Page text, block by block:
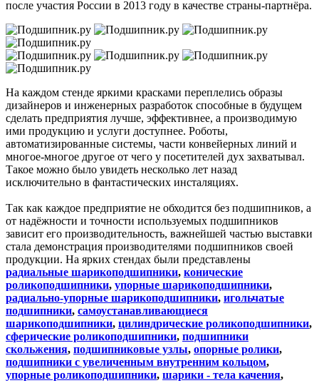
после участия России в 2013 году в качестве страны-партнёра.
На каждом стенде яркими красками переплелись образы
дизайнеров и инженерных разработок способные в будущем
сделать предприятия лучше, эффективнее, а производимую
ими продукцию и услуги доступнее. Роботы,
автоматизированные системы, части конвейерных линий и
многое-многое другое от чего у посетителей дух захватывал.
Такое можно было увидеть несколько лет назад
исключительно в фантастических инсталяциях.
Так как каждое предприятие не обходится без подшипников, а
от надёжности и точности используемых подшипников
зависит его производительность, важнейшей частью выставки
стала демонстрация производителями подшипников своей
продукции. На ярких стендах были представлены
радиальные шарикоподшипники, конические
роликоподшипники, упорные шарикоподшипники,
радиально-упорные шарикоподшипники, игольчатые
подшипники, самоустанавливающиеся
шарикоподшипники, цилиндрические роликоподшипники,
сферические роликоподшипники, подшипники
скольжения, подшипниковые узлы, опорные ролики,
подшипники с увеличенным внутренним кольцом,
упорные роликоподшипники, шарики - тела качения,